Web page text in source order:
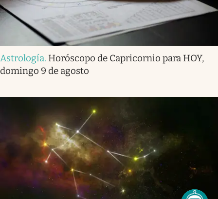
Astrología. Horóscopo de Capricornio para HOY,
domingo 9 de agosto